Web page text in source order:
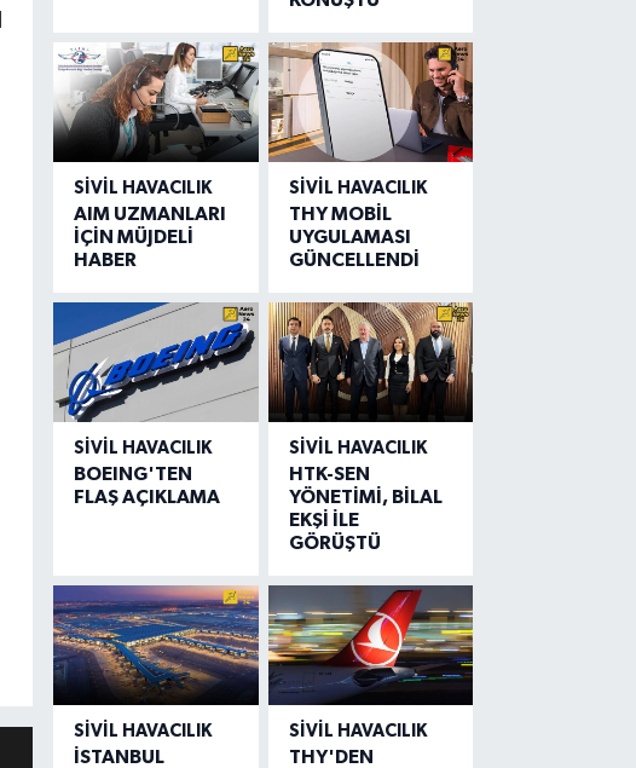
SIVIL HAVACILIK
AIM UZMANLARI
İÇİN MÜJDELİ
HABER
SIVIL HAVACILIK
THY MOBİL
UYGULAMASI
GÜNCELLENDİ
SIVIL HAVACILIK
BOEING'TEN
FLAŞ AÇIKLAMA
SIVIL HAVACILIK
HTK-SEN
YÖNETİMİ, BİLAL
EKŞİ İLE
GÖRÜŞTÜ
SIVIL HAVACILIK
İSTANBUL
SIVIL HAVACILIK
THY'DEN